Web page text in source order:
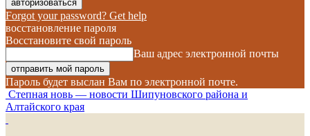
Forgot your password? Get help
восстановление пароля
Восстановите свой пароль
Ваш адрес электронной почты
Пароль будет выслан Вам по электронной почте.
Степная новь — новости Шипуновского района и
Алтайского края